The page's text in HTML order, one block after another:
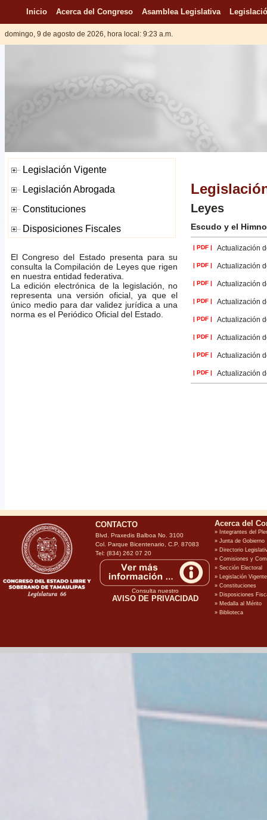
Inicio Acerca del Congreso Asamblea Legislativa
domingo, 9 de agosto de 2026, hora local: 9:23 a.m.
El Congreso del Estado presenta para su
consulta la Compilación de Leyes que rigen
en nuestra entidad federativa.
La edición electrónica de la legislación, no
representa una versión oficial, ya que el
único medio para dar validez jurídica a una
norma es el Periódico Oficial del Estado.
Leyes
Escudo y el
| PDF | Actualización
| PDF | Actualización
| PDF | Actualización
| PDF | Actualización
| PDF | Actualización
| PDF | Actualización
| PDF | Actualización
| PDF | Actualización
CONTACTO
Blvd. Praxedis Balboa No. 3100
Col. Parque Bicentenario, C.P. 87083
Tel: (834) 262 07 20
Consulta nuestro
AVISO DE PRIVACIDAD